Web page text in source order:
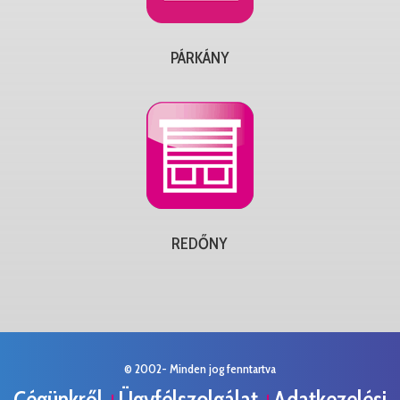
PÁRKÁNY
REDŐNY
© 2002- Minden jog fenntartva